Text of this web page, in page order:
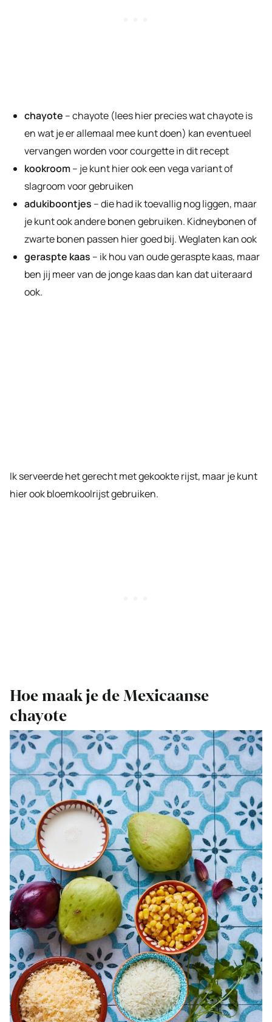
chayote – chayote (lees hier precies wat chayote is
en wat je er allemaal mee kunt doen) kan eventueel
vervangen worden voor courgette in dit recept
kookroom– je kunt hier ook een vega variant of
slagroom voor gebruiken
adukiboontjes – die had ik toevallig nog liggen, maar
je kunt ook andere bonen gebruiken. Kidneybonen of
zwarte bonen passen hier goed bij. Weglaten kan ook
geraspte kaas – ik hou van oude geraspte kaas, maar
ben jij meer van de jonge kaas dan kan dat uiteraard
ook.
Ik serveerde het gerecht met gekookte rijst, maar je kunt
hier ook bloemkoolrijst gebruiken.
Hoe maak je de Mexicaanse
chayote